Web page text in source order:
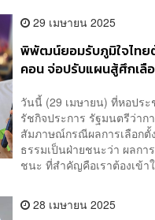
29 เมษายน 2025
พิพัฒน์ยอมรับภูมิใจไทย
คอน จ่อปรับแผนสู้ศึกเลื
วันนี้ (29 เมษายน) ที่หอป
รัชกิจประการ รัฐมนตรีว่าก
สัมภาษณ์กรณีผลการเลือกตั้
ธรรมเป็นฝ่ายชนะว่า ผลกา
ชนะ ที่สำคัญคือเราต้องเข้า
28 เมษายน 2025